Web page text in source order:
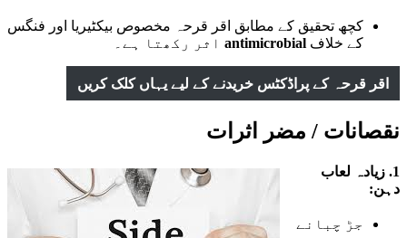
کچھ تحقیق کے مطابق اقر قرحہ مخصوص بیکٹیریا اور فنگس
کے خلاف antimicrobial اثر رکھتا ہے۔
اقر قرحہ کے پراڈکٹس خریدنے کے لیے یہاں کلک کریں
نقصانات / مضر اثرات
1. زیادہ لعاب
دہن:
جڑ چبانے